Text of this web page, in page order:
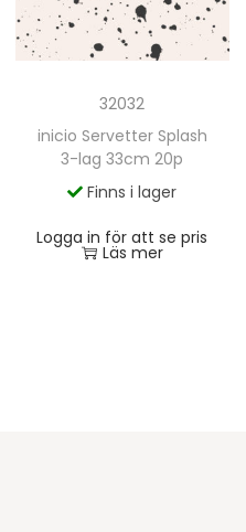
32032
inicio Servetter Splash
3-lag 33cm 20p
Finns i lager
Logga in för att se pris
Läs mer